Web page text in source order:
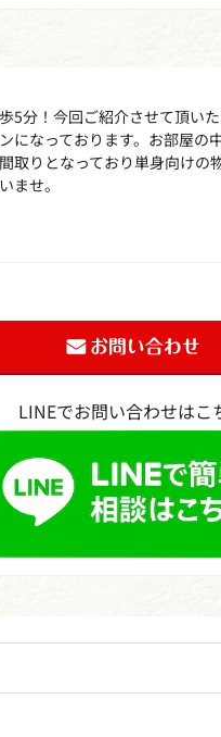
5分！今回ご紹介させて頂い
になっております。お部屋
取りとなっており単身向け
ませ。
LINEでお問い合わせはこ